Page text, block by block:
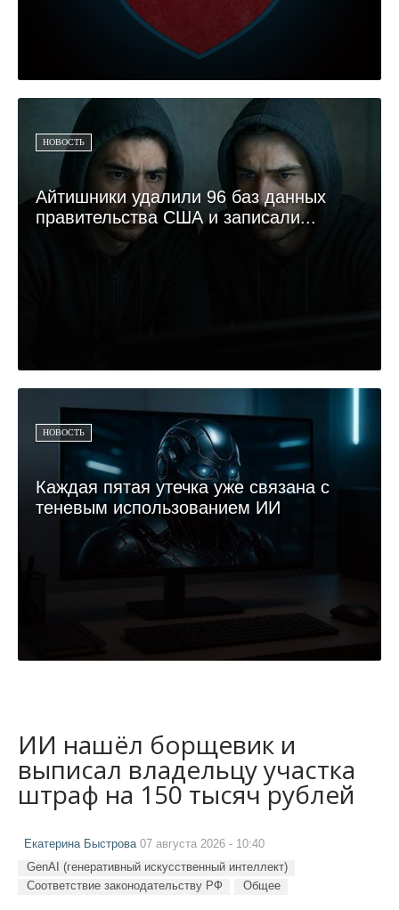
НОВОСТЬ
Айтишники удалили 96 баз данных
правительства США и записали...
НОВОСТЬ
Каждая пятая утечка уже связана с
теневым использованием ИИ
ИИ нашёл борщевик и
выписал владельцу участка
штраф на 150 тысяч рублей
Екатерина Быстрова07 августа 2026 - 10:40
GenAI (генеративный искусственный интеллект)
Соответствие законодательству РФ
Общее